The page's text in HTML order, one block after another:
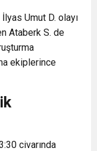
Umut D. olayı
Ataberk S. de
ekiplerince
civarında